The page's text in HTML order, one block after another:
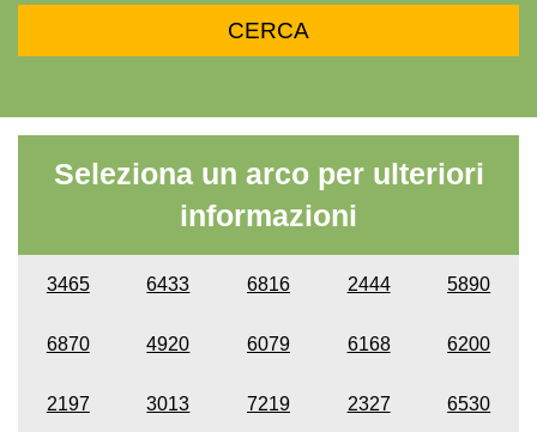
Seleziona un arco per ulteriori
informazioni
3465 6433 6816 2444 5890
6870 4920 6079 6168 6200
2197 3013 7219 2327 6530